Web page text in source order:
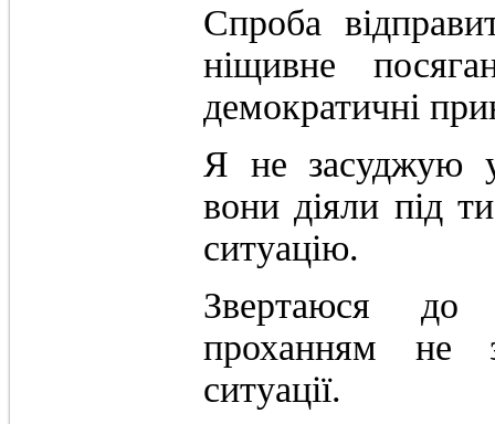
Спроба
ніщивне
демократичні
Я не засуджую
вони діяли під
ситуацію.
Звертаюся до
проханням не
ситуації.